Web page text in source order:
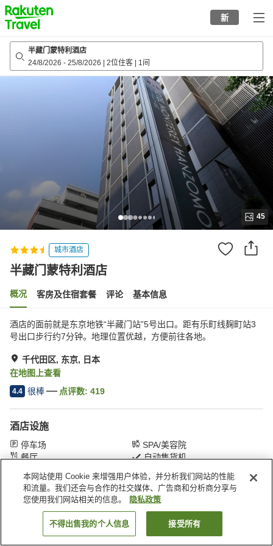
to
top
page
新
半藏门蒙特利酒店
24/8/2026 - 25/8/2026 2位住客 1间
45
城市酒店
半藏门蒙特利酒店
概况 客房及住宿套餐 评论 基本信息
酒店的面前就是东京地铁“半藏门站”5号出口。距有乐町线麹町站3
号出口步行约7分钟。地理位置优越，方便前往各地。
千代田区, 东京, 日本
在地图上查看
4.4 很棒 点评数: 419
酒店设施
停车场
SPA/美容院
餐厅
自动售货机
首页 日本 东京 千代田区 半藏门蒙特利酒店
搜索客房
本网站使用 Cookie 来增强用户体验，并分析我们网站的性能
和流量。我们还会与合作的社交媒体、广告商和分析商分享与
您使用我们网站相关的信息。
隐私政策
不得出售我的个人信息 接受所有